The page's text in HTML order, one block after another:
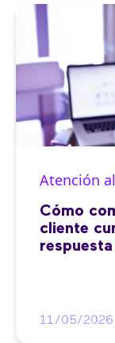
Atención
Cómo
cliente
11/05/2026